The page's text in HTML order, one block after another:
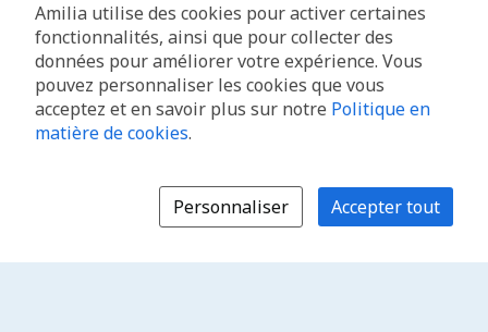
Amilia utilise des cookies pour activer certaines
fonctionnalités, ainsi que pour collecter des
données pour améliorer votre expérience. Vous
pouvez personnaliser les cookies que vous
acceptez et en savoir plus sur notre Politique en
matière de cookies.
Personnaliser Accepter tout